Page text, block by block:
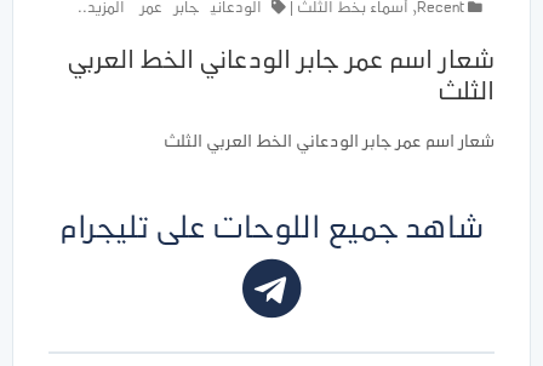
Recent
, أسماء بخط الثلث الودعاني جابر عمر المزيد..
شعار اسم عمر جابر الودعاني الخط العربي
الثلث
شعار اسم عمر جابر الودعاني الخط العربي الثلث
شاهد جميع اللوحات على تليجرام